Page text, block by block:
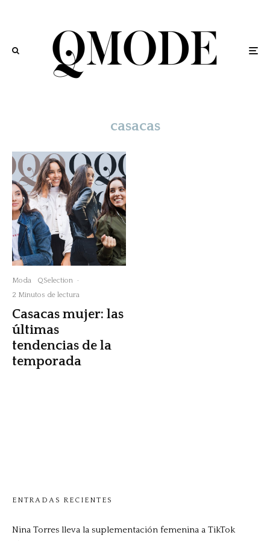
casacas
Moda QSelection
·
2 Minutos de lectura
Casacas mujer: las
últimas
tendencias de la
temporada
ENTRADAS RECIENTES
Nina Torres lleva la suplementación femenina a TikTok